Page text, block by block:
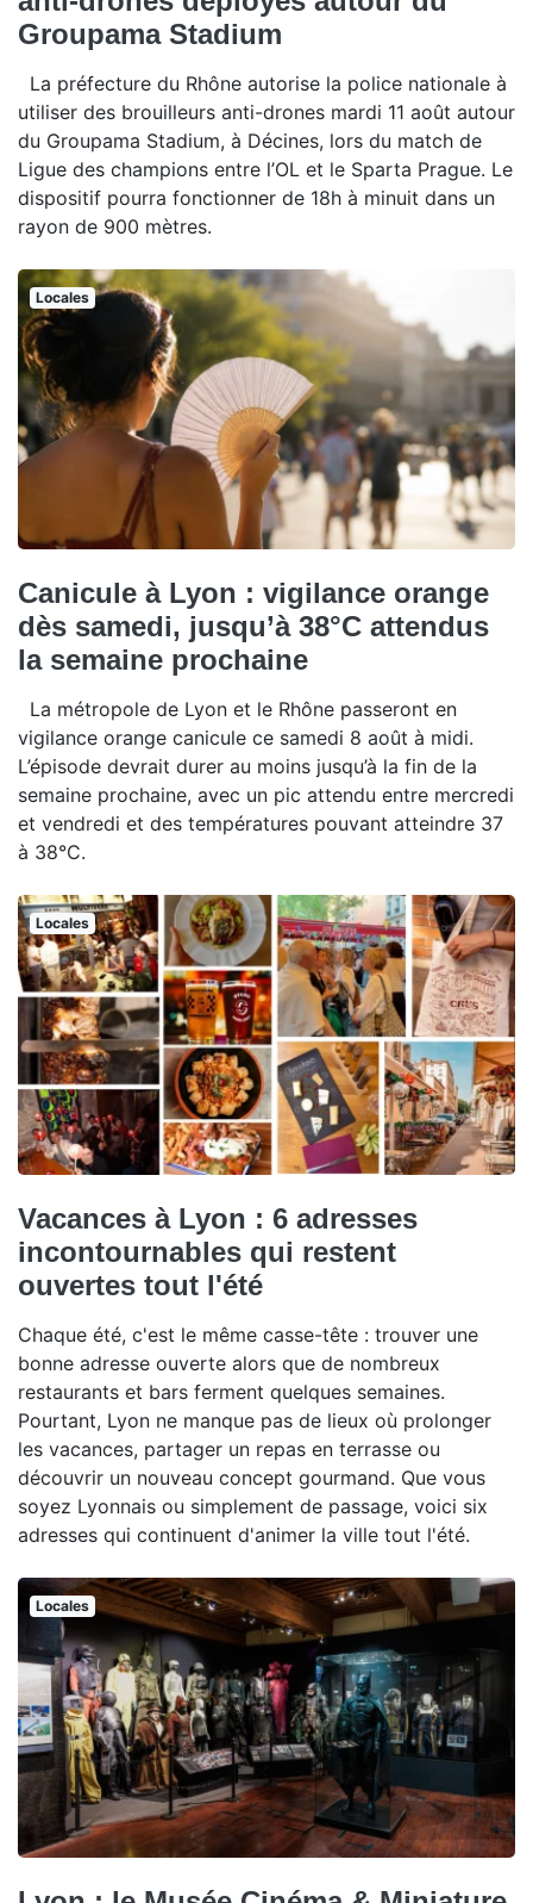
Groupama Stadium
La préfecture du Rhône autorise la police nationale à
utiliser des brouilleurs anti-drones mardi 11 août autour
du Groupama Stadium, à Décines, lors du match de
Ligue des champions entre l’OL et le Sparta Prague. Le
dispositif pourra fonctionner de 18h à minuit dans un
rayon de 900 mètres.
Locales
Canicule à Lyon : vigilance orange
dès samedi, jusqu’à 38°C attendus
la semaine prochaine
La métropole de Lyon et le Rhône passeront en
vigilance orange canicule ce samedi 8 août à midi.
L’épisode devrait durer au moins jusqu’à la fin de la
semaine prochaine, avec un pic attendu entre mercredi
et vendredi et des températures pouvant atteindre 37
à 38°C.
Locales
Vacances à Lyon : 6 adresses
incontournables qui restent
ouvertes tout l'été
Chaque été, c'est le même casse-tête : trouver une
bonne adresse ouverte alors que de nombreux
restaurants et bars ferment quelques semaines.
Pourtant, Lyon ne manque pas de lieux où prolonger
les vacances, partager un repas en terrasse ou
découvrir un nouveau concept gourmand. Que vous
soyez Lyonnais ou simplement de passage, voici six
adresses qui continuent d'animer la ville tout l'été.
Locales